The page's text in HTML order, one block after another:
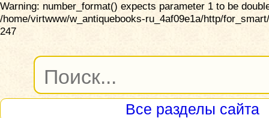
Warning: number_format() expects parameter 1 to be
/home/virtwww/w_antiquebooks-ru_4af09e1a/http/
247
Все разделы сайта